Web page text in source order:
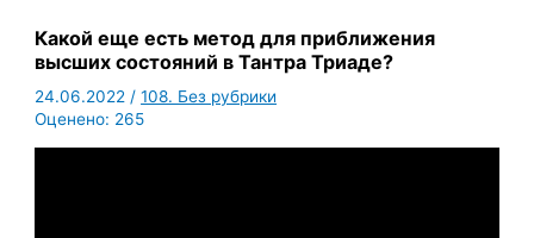
Какой еще есть метод для приближения
высших состояний в Тантра Триаде?
24.06.2022/108. Без рубрики
Оценено: 265